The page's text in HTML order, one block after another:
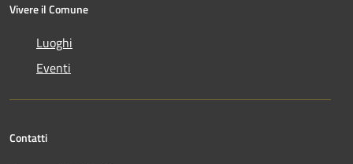
Vivere il Comune
Luoghi
Eventi
Contatti